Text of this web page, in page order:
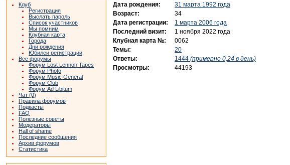
Клуб
Регистрация
Выслать пароль
Список участников
Мы помним
Клубная карта
Города
Дни рождения
Юбилеи регистрации
Все форумы
Форум Lost Lennon Tapes
Форум Photo
Форум Music General
Форум Club
Форум Ad Libitum
Чат (0)
Правила форумов
Подкасты
FAQ
Полезные советы
Модераторы
Hall of shame
Последние сообщения
Архив форумов
Статистика
Дата рождения:
31 марта 1992 года
Возраст:
34
Дата регистрации:
1 марта 2006 года
Последний визит:
1 ноября 2022 года
Клубная карта №:
0062
Темы:
20
Ответы:
1444 (примерно 0,24 в день)
Просмотры:
44193